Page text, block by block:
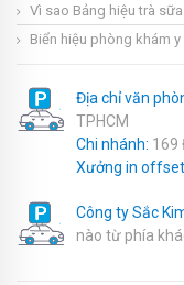
Vì sao Bảng hiệu trà
Biển hiệu phòng khám
Địa chỉ văn
TPHCM
Chi nhánh: 169
Xưởng in
Công ty Sắc
nào từ phía